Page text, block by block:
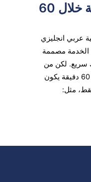
ترجمة قانونية فورية خلال 60
عربي انجليزي
فهذه الخدمة مصممة
سريع. لكن من
المهم توضيح أن الإنجاز خلال 60 دقيقة يكون
مثل: